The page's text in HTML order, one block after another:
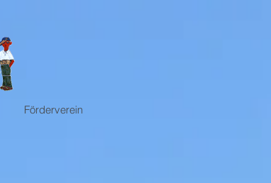
Förderverein